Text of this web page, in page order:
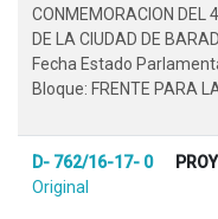
CONMEMORACION DEL
DE LA CIUDAD DE
Fecha Estado
Bloque: FRENTE PARA
D- 762/16-17- 0
Original